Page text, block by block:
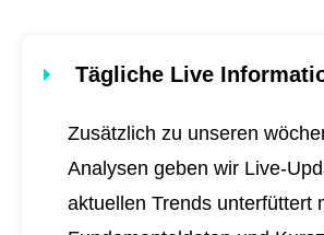
Tägliche Live
Zusätzlich zu unseren
Analysen geben wir Live-
aktuellen Trends unterfüttert